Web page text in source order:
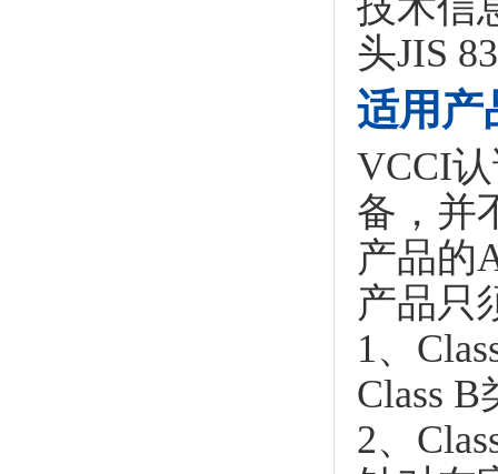
头JIS
适用产
VCCI
备，并
产品的
产品只
1、
Class
2、